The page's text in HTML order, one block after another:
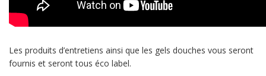
Les produits d’entretiens ainsi que les gels douches vous seront
fournis et seront tous éco label.